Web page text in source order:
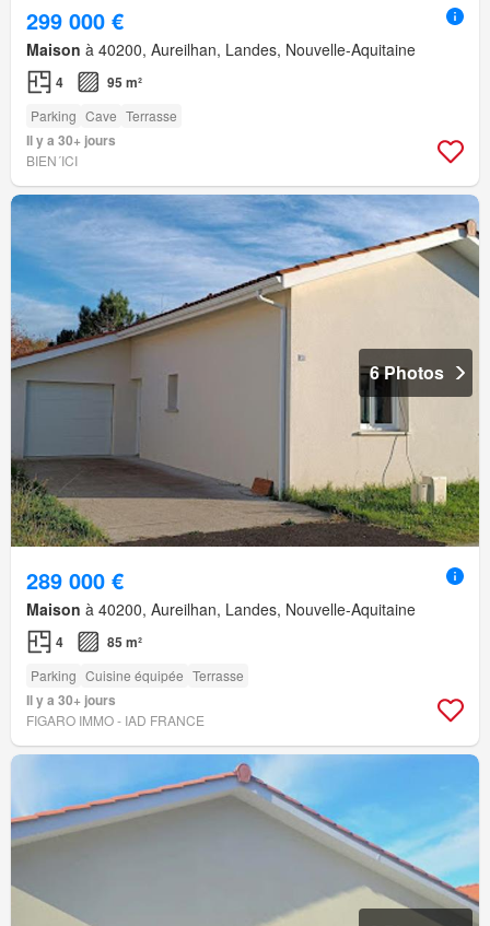
299 000 €
Maison à 40200, Aureilhan, Landes, Nouvelle-Aquitaine
4 95 m²
Parking Cave Terrasse
Il y a 30+ jours
BIEN´ICI
6 Photos
289 000 €
Maison à 40200, Aureilhan, Landes, Nouvelle-Aquitaine
4 85 m²
Parking Cuisine équipée Terrasse
Il y a 30+ jours
FIGARO IMMO - IAD FRANCE